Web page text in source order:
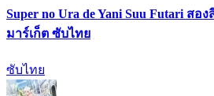
Super no Ura de Yani Suu Futari ส
มาร์เก็ต ซับไทย
ซับไทย